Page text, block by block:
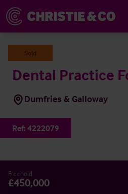
Sold
Dental Practice
Dumfries & Galloway
Ref: 4222079
Freehold
£450,000